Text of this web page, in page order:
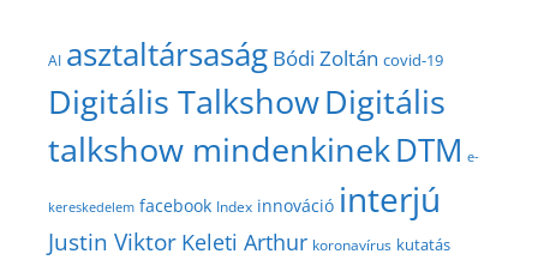
AI asztaltársaság Bódi Zoltán covid-19
Digitális TalkshowDigitális
talkshow mindenkinekDTM e-
kereskedelem facebook Index innováció interjú
Justin Viktor Keleti Arthur koronavírus kutatás